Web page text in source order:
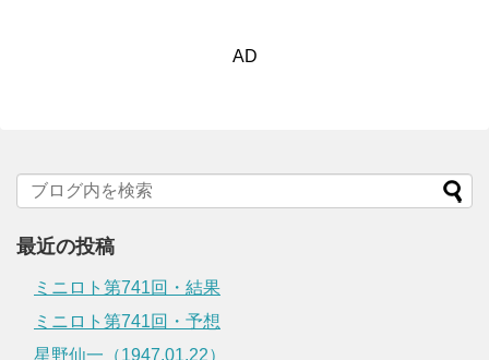
AD
最近の投稿
ミニロト第741回・結果
ミニロト第741回・予想
星野仙一（1947.01.22）